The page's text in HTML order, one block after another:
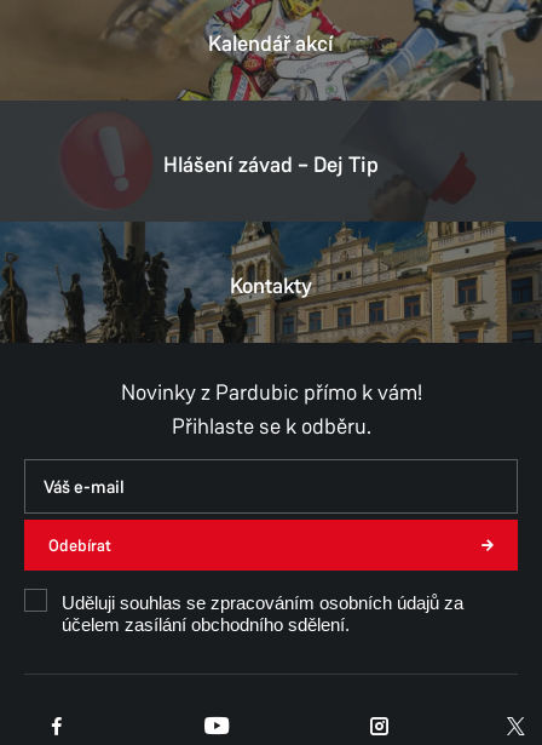
Datová schránka:a92b54z
00274046
18:00–20:00
Provozní doba starosta:
PO–PÁ, po telefonické domluvě
Josef Jirout – starosta
josef.jirout@umo8.mmp.cz
Zuzka Vasková – místostarosta
Jiří Svatoň – hlavní účetní
Funkci tajemníka vykonává starosta
Bankovní spojení: Česká spořitelna 1205484349/
Kalendář akcí
Hlášení závad – Dej Tip
Kontakty
Novinky z Pardubic přímo k vám!
Přihlaste se k odběru.
Odebírat
Uděluji souhlas se zpracováním osobních údajů za
účelem zasílání obchodního sdělení.